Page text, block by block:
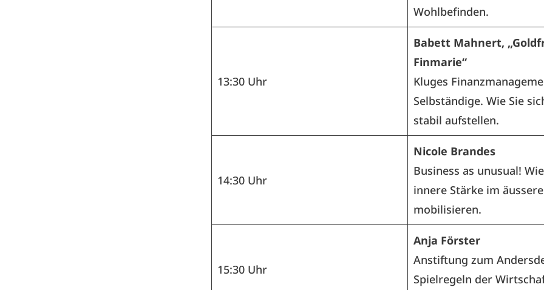
Wohlbefinden.
13:30 Uhr
Babett Mahnert,
Finmarie“
Kluges
Selbständige. Wie Sie
stabil aufstellen.
14:30 Uhr
Nicole Brandes
Business as unusual!
innere Stärke im
mobilisieren.
15:30 Uhr
Anja Förster
Anstiftung zum
Spielregeln der